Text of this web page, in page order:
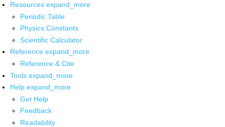
Resources expand_more
Periodic Table
Physics Constants
Scientific Calculator
Reference expand_more
Reference & Cite
Tools expand_more
Help expand_more
Get Help
Feedback
Readability